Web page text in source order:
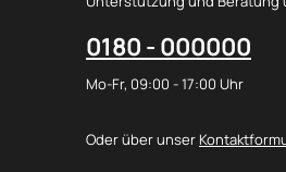
0180 - 000000
Mo-Fr, 09:00 - 17:00 Uhr
Oder über unser